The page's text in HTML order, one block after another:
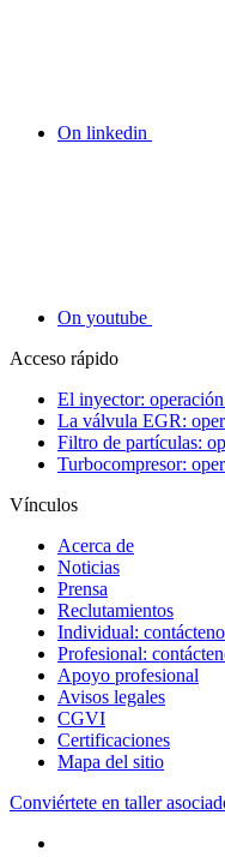
On linkedin
On youtube
Acceso rápido
El inyector:
La válvula EGR:
Filtro de partículas:
Turbocompresor:
Vínculos
Acerca de
Noticias
Prensa
Reclutamientos
Individual:
Profesional:
Apoyo profesional
Avisos legales
CGVI
Certificaciones
Mapa del sitio
Conviértete en taller